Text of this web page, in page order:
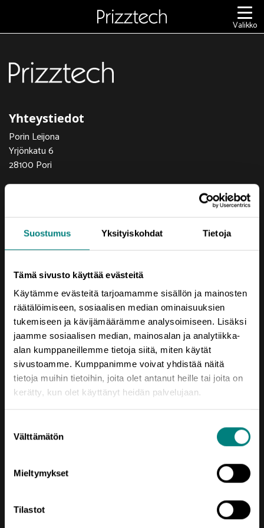
Suostumus Yksityiskohdat Tietoja
Tämä sivusto käyttää evästeitä
Käytämme evästeitä tarjoamamme sisällön ja mainosten
räätälöimiseen, sosiaalisen median ominaisuuksien
tukemiseen ja kävijämäärämme analysoimiseen. Lisäksi
jaamme sosiaalisen median, mainosalan ja analytiikka-
alan kumppaneillemme tietoja siitä, miten käytät
sivustoamme. Kumppanimme voivat yhdistää näitä
tietoja muihin tietoihin, joita olet antanut heille tai joita on
kerätty, kun olet käyttänyt heidän palvelujaan.
valinta
Välttämätön
Mieltymykset
Tilastot
Valikko
Yhteystiedot
Porin Leijona
Yrjönkatu 6
28100 Pori
Vaihde (02) 620 5300
etunimi.sukunimi@prizz.fi
Saavutettavuusseloste
Oikotie
AJANKOHTAISTA
SIJOITU SATAKUNTAAN
TIETOA MEISTÄ